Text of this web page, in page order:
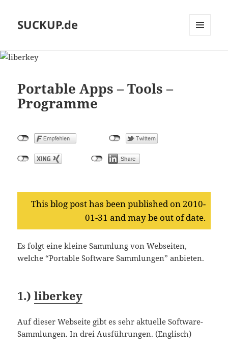
SUCKUP.de
Portable Apps – Tools –
Programme
This blog post has been published on 2010-
01-31 and may be out of date.
Es folgt eine kleine Sammlung von Webseiten,
welche “Portable Software Sammlungen” anbieten.
1.)liberkey
Auf dieser Webseite gibt es sehr aktuelle Software-
Sammlungen. In drei Ausführungen. (Englisch)